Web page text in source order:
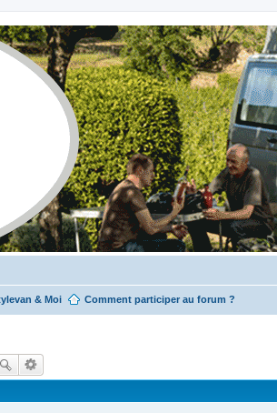
& Moi Comment participer au forum ?